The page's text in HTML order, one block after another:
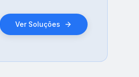
Ver Soluções